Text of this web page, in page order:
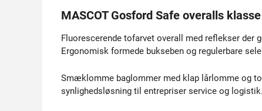
MASCOT Gosford Safe overalls
Fluorescerende tofarvet overall med reflekser der
Ergonomisk formede bukseben og regulerbare
Smæklomme baglommer med klap lårlomme og
synlighedsløsning til entrepriser service og logistik.